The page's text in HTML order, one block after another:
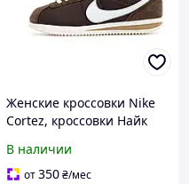
Женские кроссовки Nike
Cortez, кроссовки Найк
В наличии
от350₴/мес